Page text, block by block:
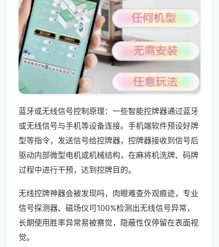
蓝牙或无线信号控制原理：一些智能控牌器通过蓝牙
或无线信号与手机等设备连接。手机端软件预设好牌
型等指令，发送信号给控牌器，控牌器接收到信号后
驱动内部微型电机或机械结构，在麻将机洗牌、码牌
过程中进行干预，达到控牌目的。
无线控牌神器会被发现吗，肉眼难查外观痕迹，专业
信号探测器、磁场仪可100%检测出无线信号异常，
长期使用胜率异常易被察觉，隐蔽性仅停留在表面视
觉。